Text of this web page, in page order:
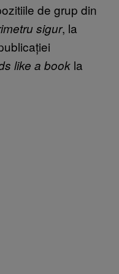
de grup din
sigur, la
like a book la